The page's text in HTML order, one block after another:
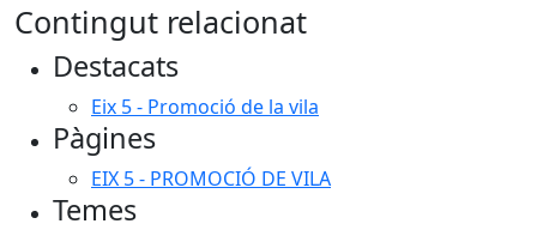
Contingut relacionat
Destacats
Eix 5 - Promoció de la vila
Pàgines
EIX 5 - PROMOCIÓ DE VILA
Temes